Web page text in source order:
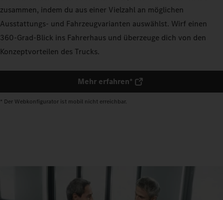
zusammen, indem du aus einer Vielzahl an möglichen
Ausstattungs- und Fahrzeugvarianten auswählst. Wirf einen
360-Grad-Blick ins Fahrerhaus und überzeuge dich von den
Konzeptvorteilen des Trucks.
Mehr erfahren*
* Der Webkonfigurator ist mobil nicht erreichbar.